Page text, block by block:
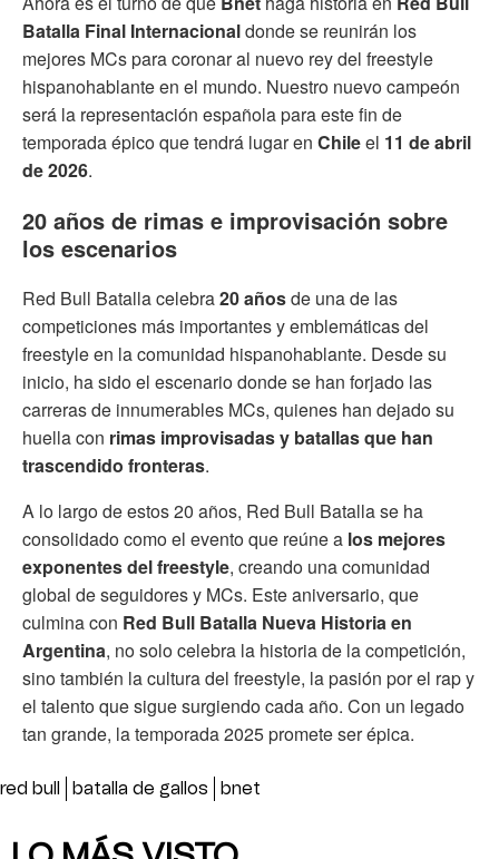
Batalla Final Internacionaldonde se reunirán los
mejores MCs para coronar al nuevo rey del freestyle
hispanohablante en el mundo. Nuestro nuevo campeón
será la representación española para este fin de
temporada épico que tendrá lugar en Chileel 11 de abril
de 2026.
20 años de rimas e improvisación sobre
los escenarios
Red Bull Batalla celebra20 añosde una de las
competiciones más importantes y emblemáticas del
freestyle en la comunidad hispanohablante. Desde su
inicio, ha sido el escenario donde se han forjado las
carreras de innumerables MCs, quienes han dejado su
huella con rimas improvisadas y batallas que han
trascendido fronteras.
A lo largo de estos 20 años, Red Bull Batalla se ha
consolidado como el evento que reúne a los mejores
exponentes del freestyle, creando una comunidad
global de seguidores y MCs. Este aniversario, que
culmina con Red Bull Batalla Nueva Historia en
Argentina, no solo celebra la historia de la competición,
sino también la cultura del freestyle, la pasión por el rap y
el talento que sigue surgiendo cada año. Con un legado
tan grande, la temporada 2025 promete ser épica.
red bull batalla de gallos bnet